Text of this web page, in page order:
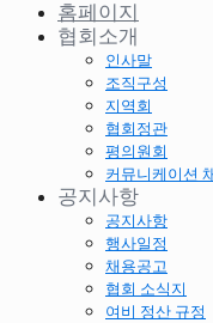
홈페이지
협회소개
인사말
조직구성
지역회
협회정관
평의원회
커뮤니케이션
공지사항
공지사항
행사일정
채용공고
협회 소식지
여비 정산 규정